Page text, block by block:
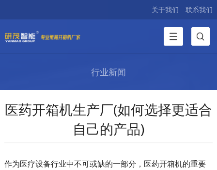
关于我们 联系我们
行业新闻
医药开箱机生产厂(如何选择更适合
自己的产品)
作为医疗设备行业中不可或缺的一部分，医药开箱机的重要